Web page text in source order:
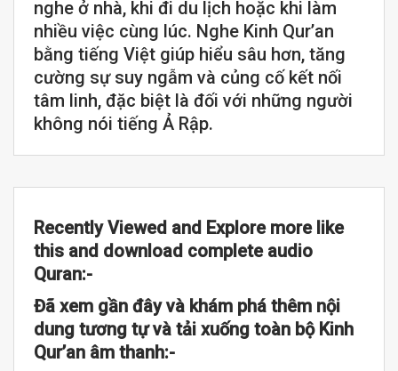
nghe ở nhà, khi đi du lịch hoặc khi làm
nhiều việc cùng lúc. Nghe Kinh Qur’an
bằng tiếng Việt giúp hiểu sâu hơn, tăng
cường sự suy ngẫm và củng cố kết nối
tâm linh, đặc biệt là đối với những người
không nói tiếng Ả Rập.
Recently Viewed and Explore more like
this and download complete audio
Quran:-
Đã xem gần đây và khám phá thêm nội
dung tương tự và tải xuống toàn bộ Kinh
Qur’an âm thanh:-